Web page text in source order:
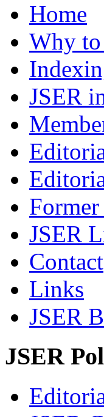
Home
Why
JSER
JSER
Contact
Links
JSER
JSER